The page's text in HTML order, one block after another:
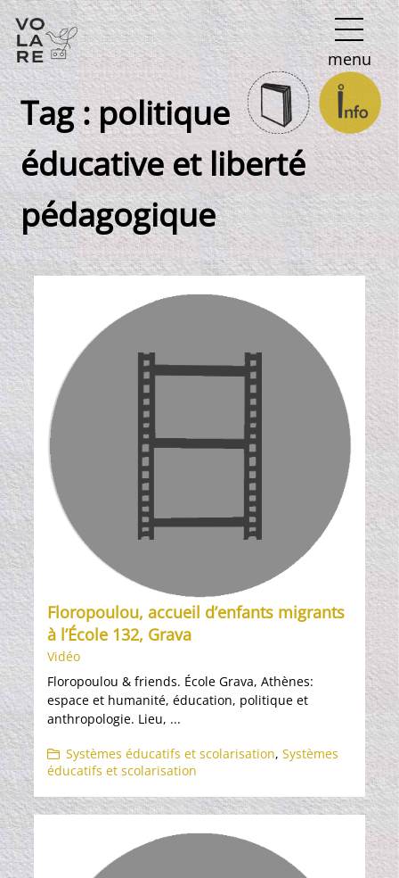
Navigation
principale
menu
Tag :politique
éducative et liberté
pédagogique
Floropoulou, accueil d’enfants migrants
à l’École 132, Grava
Vidéo
Floropoulou & friends. École Grava, Athènes:
espace et humanité, éducation, politique et
anthropologie. Lieu, ...
Systèmes éducatifs et scolarisation, Systèmes
éducatifs et scolarisation